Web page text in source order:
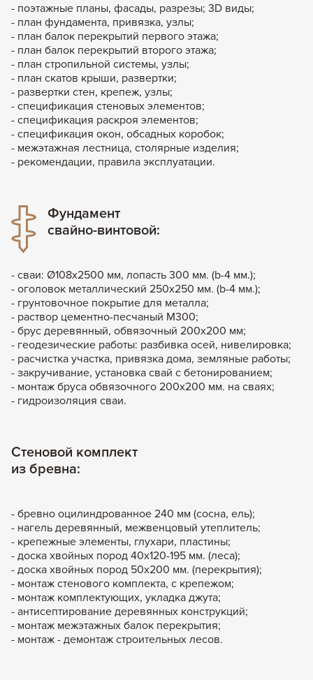
- поэтажные планы, фасады, разрезы; 3D виды;
- план фундамента, привязка, узлы;
- план балок перекрытий первого этажа;
- план балок перекрытий второго этажа;
- план стропильной системы, узлы;
- план скатов крыши, развертки;
- развертки стен, крепеж, узлы;
- спецификация стеновых элементов;
- спецификация раскроя элементов;
- спецификация окон, обсадных коробок;
- межэтажная лестница, столярные изделия;
- рекомендации, правила эксплуатации.
Фундамент
свайно-винтовой:
- сваи: Ø108x2500 мм, лопасть 300 мм. (b-4 мм.);
- оголовок металлический 250х250 мм. (b-4 мм.);
- грунтовочное покрытие для металла;
- раствор цементно-песчаный М300;
- брус деревянный, обвязочный 200х200 мм;
- геодезические работы: разбивка осей, нивелировка;
- расчистка участка, привязка дома, земляные работы;
- закручивание, установка свай с бетонированием;
- монтаж бруса обвязочного 200х200 мм. на сваях;
- гидроизоляция сваи.
Стеновой комплект
из бревна:
- бревно оцилиндрованное 240 мм (сосна, ель);
- нагель деревянный, межвенцовый утеплитель;
- крепежные элементы, глухари, пластины;
- доска хвойных пород 40х120-195 мм. (леса);
- доска хвойных пород 50х200 мм. (перекрытия);
- монтаж стенового комплекта, c крепежом;
- монтаж комплектующих, укладка джута;
- антисептирование деревянных конструкций;
- монтаж межэтажных балок перекрытия;
- монтаж - демонтаж строительных лесов.